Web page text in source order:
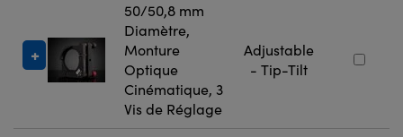
50/50,8 mm
Diamètre,
Monture
Optique
Cinématique, 3
Vis de Réglage
Adjustable
- Tip-Tilt